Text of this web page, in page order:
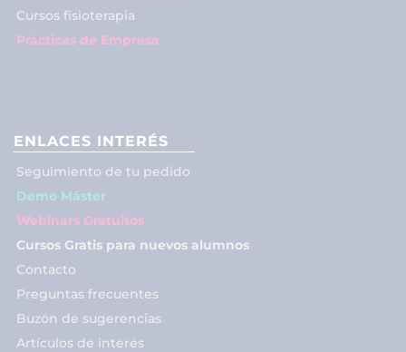
Cursos fisioterapia
Prácticas de Empresa
ENLACES INTERÉS
Seguimiento de tu pedido
Demo Máster
Webinars Gratuitos
Cursos Gratis para nuevos alumnos
Contacto
Preguntas frecuentes
Buzón de sugerencias
Artículos de interés